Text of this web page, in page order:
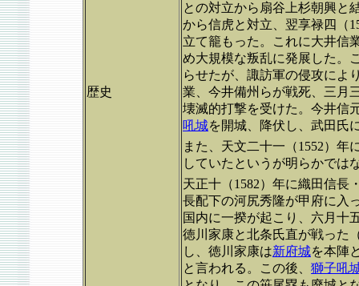
歴史
との対立から扇谷上杉朝興と
から信虎と対立、翌享禄四（
立て籠もった。これに大井信
め大規模な叛乱に発展した。
らせたが、諏訪軍の侵攻によ
業、今井備州らが戦死、三月
壊滅的打撃を受けた。今井信
吼城を開城、降伏し、武田氏
また、天文二十一（1552）
していたというが明らかでは
天正十（1582）年に織田信長
長配下の河尻秀隆が甲府に入
国内に一揆が起こり、六月十
徳川家康と北条氏直が戦った
し、徳川家康は新府城を本陣
と言われる。この後、 獅子吼